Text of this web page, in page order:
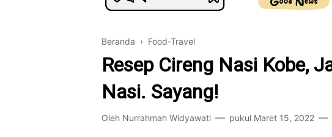
Beranda › Food-Travel
Resep Cireng Nasi Kobe,
Nasi. Sayang!
Oleh Nurrahmah Widyawati pukul Maret 15, 2022